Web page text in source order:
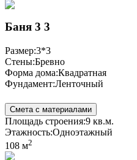
Баня 3 3
Размер:3*3
Стены:Бревно
Форма дома:Квадратная
Фундамент:Ленточный
Смета с материалами
Площадь строения:9 кв.м.
Этажность:Одноэтажный
108 м2